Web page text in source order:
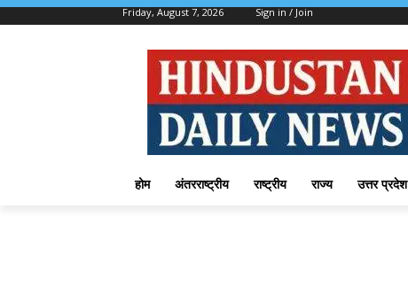
Friday, August 7, 2026 Sign in / Join
होम अंतरराष्ट्रीय राष्ट्रीय राज्य उत्तर प्रदेश